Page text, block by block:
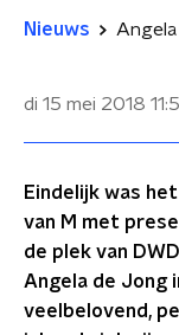
Nieuws
di 15 mei 2018
Eindelijk was
van M met
de plek van
Angela de Jong
veelbelovend,